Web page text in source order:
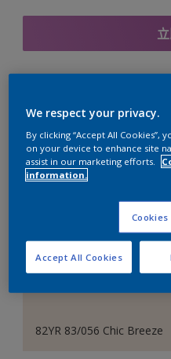
與之協調
82YR 83/056 Chic Breeze
We respect your privacy.
By clicking “Accept All
on your device to enhance site
assist in our marketing efforts.
information.
Accept All Cookies